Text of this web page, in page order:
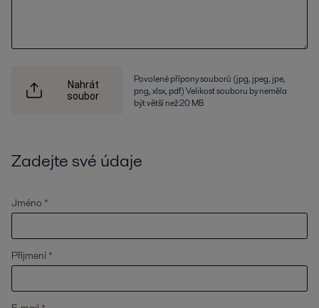
Nahrát
soubor
Povolené přípony souborů (jpg, jpeg, jpe,
png, xlsx, pdf) Velikost souboru by neměla
být větší než 20 MB
Zadejte své údaje
Jméno *
Příjmení *